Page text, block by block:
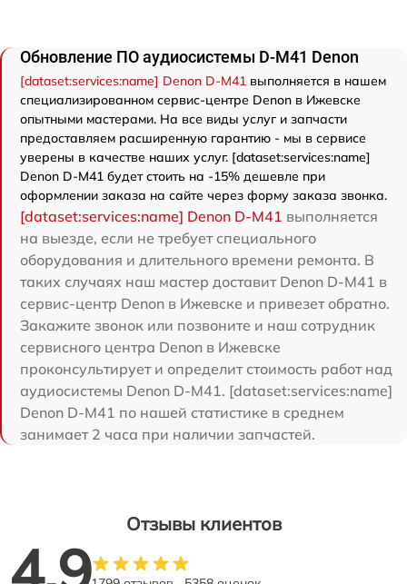
Обновление ПО аудиосистемы D-M41 Denon
[dataset:services:name] Denon D-M41 выполняется в нашем
специализированном сервис-центре Denon в Ижевске
опытными мастерами. На все виды услуг и запчасти
предоставляем расширенную гарантию - мы в сервисе
уверены в качестве наших услуг. [dataset:services:name]
Denon D-M41 будет стоить на -15% дешевле при
оформлении заказа на сайте через форму заказа звонка.
[dataset:services:name] Denon D-M41 выполняется
на выезде, если не требует специального
оборудования и длительного времени ремонта. В
таких случаях наш мастер доставит Denon D-M41 в
сервис-центр Denon в Ижевске и привезет обратно.
Закажите звонок или позвоните и наш сотрудник
сервисного центра Denon в Ижевске
проконсультирует и определит стоимость работ над
аудиосистемы Denon D-M41. [dataset:services:name]
Denon D-M41 по нашей статистике в среднем
занимает 2 часа при наличии запчастей.
Отзывы клиентов